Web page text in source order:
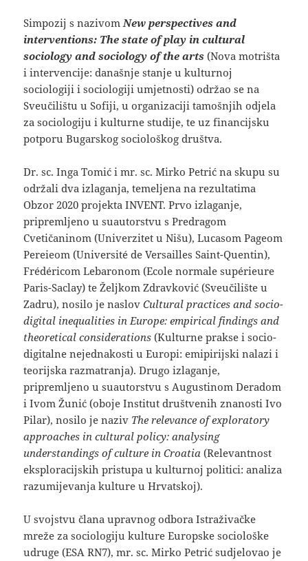
Simpozij s nazivomNew perspectives and
interventions: The state of play in cultural
sociology and sociology of the arts (Nova motrišta
i intervencije: današnje stanje u kulturnoj
sociologiji i sociologiji umjetnosti) održao se na
Sveučilištu u Sofiji, u organizaciji tamošnjih odjela
za sociologiju i kulturne studije, te uz financijsku
potporu Bugarskog sociološkog društva.
Dr. sc. Inga Tomić i mr. sc. Mirko Petrić na skupu su
održali dva izlaganja, temeljena na rezultatima
Obzor 2020 projekta INVENT. Prvo izlaganje,
pripremljeno u suautorstvu s Predragom
Cvetičaninom (Univerzitet u Nišu), Lucasom Pageom
Pereieom (Université de Versailles Saint-Quentin),
Frédéricom Lebaronom (Ecole normale supérieure
Paris-Saclay) te Željkom Zdravković (Sveučilište u
Zadru), nosilo je naslovCultural practices and socio-
digital inequalities in Europe: empirical findings and
theoretical considerations (Kulturne prakse i socio-
digitalne nejednakosti u Europi: emipirijski nalazi i
teorijska razmatranja). Drugo izlaganje,
pripremljeno u suautorstvu s Augustinom Deradom
i Ivom Žunić (oboje Institut društvenih znanosti Ivo
Pilar), nosilo je naziv The relevance of exploratory
approaches in cultural policy: analysing
understandings of culture in Croatia (Relevantnost
eksploracijskih pristupa u kulturnoj politici: analiza
razumijevanja kulture u Hrvatskoj).
U svojstvu člana upravnog odbora Istraživačke
mreže za sociologiju kulture Europske sociološke
udruge (ESA RN7), mr. sc. Mirko Petrić sudjelovao je